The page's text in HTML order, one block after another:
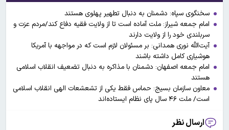
سخنگوی سپاه: دشمنان به دنبال تطهیر پهلوی هستند
امام جمعه شیراز: ملت آماده است تا از ولایت فقیه دفاع کند/مردم عزت و
سربلندی خود را از ولایت دارند
آیت‌الله نوری همدانی: بر مسئولان لازم است که در مواجهه با آمریکا
هوشیاری کامل داشته باشند
امام جمعه اصفهان: دشمنان با مذاکره به دنبال تضعیف انقلاب اسلامی
هستند
معاون سازمان بسیج: حماس فقط یکی از تشعشعات الهی انقلاب اسلامی
است/ ملت ۴۶ سال پای نظام ایستاده‌اند
ارسال نظر